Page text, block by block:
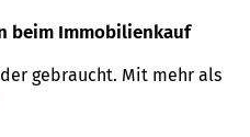
beim Immobilienkauf
gebraucht. Mit mehr als